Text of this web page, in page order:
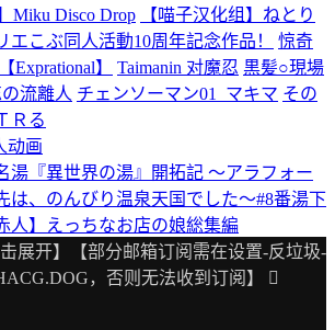
Miku Disco Drop
【喵子汉化组】ねとり
エこぶ同人活動10周年記念作品！
惊奇
Exprational】 Taimanin 对魔忍 黒髪○現場
流離人 チェンソーマン01_マキマ その
Ｒる
动画
湯『異世界の湯』開拓記 〜アラフォー
は、のんびり温泉天国でした〜#8番湯下
人】えっちなお店の娘総集編
展开】【部分邮箱订阅需在设置-反垃圾-
，否则无法收到订阅】